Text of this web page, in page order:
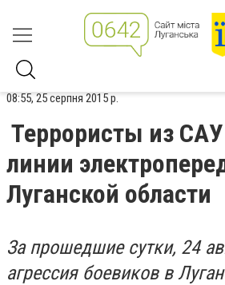
08:55, 25 серпня 2015 р.
Террористы из
линии
Луганской области
За прошедшие сутки, 24
агрессия боевиков в